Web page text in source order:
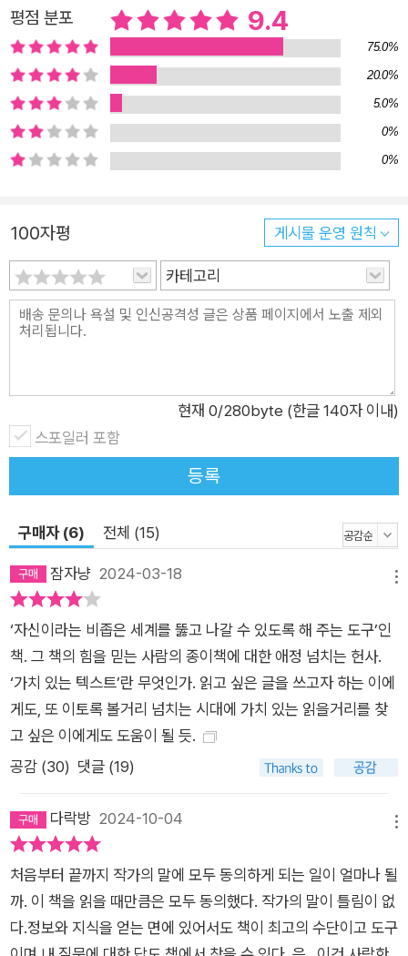
기 전에 독서 의무부터 주어지는 경우가 보통이었으니까요. 저자
역시 그 세대의 일원이었기에 ‘지금 내게 정말 필요한 책’을 알아
보고 활용하는 방식을 새롭게 정립할 수밖에 없었고, 그가 발행한
뉴스레터는 바로 그 결과였기에 ‘좋은 글에 굶주려 있던 사람
들’을 불러 모았습니다. 이 책은 총 3부로 구성되어 있습니다. ‘즐
거운 읽기 경험’이 사라져 버린 현재의 텍스트 생태계를 분석하
고, 이 시대에 왜 책이 ‘새로운’ 대안이 될 수 있는지를 이야기한
리적인 독서법을 소개합니다. 무언가를 끝없이 읽고는 있지만 ‘좋
은 글’에 닿지 못해 점점 읽기에 지쳐 가는 사람, ‘문해력 논란’이
왜 제기되었는지 바닥부터 살펴보며 근본적인 해결책을 찾고 싶
은 사람, 독서 권태기에 빠져 어떤 책을 어떻게 읽어야 하는지 고
민하는 사람, 일상의 질문에 답이 되는 책을 찾아 더 제대로 읽어
평점 분포 9.4
75.0%
20.0%
5.0%
0%
0%
100자평 게시물 운영 원칙
카테고리
현재 0/280byte (한글 140자 이내)
스포일러 포함
등록
구매자 (6) 전체 (15)
잠자냥 2024-03-18
‘자신이라는 비좁은 세계를 뚫고 나갈 수 있도록 해 주는 도구’인
책. 그 책의 힘을 믿는 사람의 종이책에 대한 애정 넘치는 헌사.
‘가치 있는 텍스트’란 무엇인가. 읽고 싶은 글을 쓰고자 하는 이에
게도, 또 이토록 볼거리 넘치는 시대에 가치 있는 읽을거리를 찾
고 싶은 이에게도 도움이 될 듯.
공감 (30) 댓글 (19)
다락방 2024-10-04
처음부터 끝까지 작가의 말에 모두 동의하게 되는 일이 얼마나 될
까. 이 책을 읽을 때만큼은 모두 동의했다. 작가의 말이 틀림이 없
다.정보와 지식을 얻는 면에 있어서도 책이 최고의 수단이고 도구